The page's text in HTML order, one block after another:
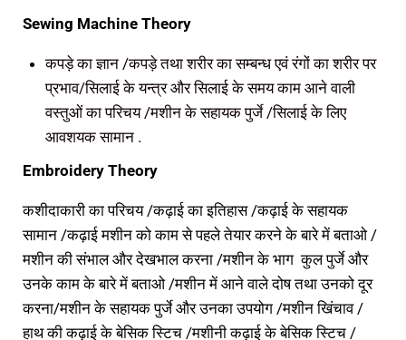
Sewing Machine Theory
कपड़े का ज्ञान /कपड़े तथा शरीर का सम्बन्ध एवं रंगों का शरीर पर
प्रभाव/सिलाई के यन्त्र और सिलाई के समय काम आने वाली
वस्तुओं का परिचय /मशीन के सहायक पुर्जे /सिलाई के लिए
आवशयक सामान .
Embroidery Theory
कशीदाकारी का परिचय /कढ़ाई का इतिहास /कढ़ाई के सहायक
सामान /कढ़ाई मशीन को काम से पहले तेयार करने के बारे में बताओ /
मशीन की संभाल और देखभाल करना /मशीन के भाग कुल पुर्जे और
उनके काम के बारे में बताओ /मशीन में आने वाले दोष तथा उनको दूर
करना/मशीन के सहायक पुर्जे और उनका उपयोग /मशीन खिंचाव /
हाथ की कढ़ाई के बेसिक स्टिच /मशीनी कढ़ाई के बेसिक स्टिच /